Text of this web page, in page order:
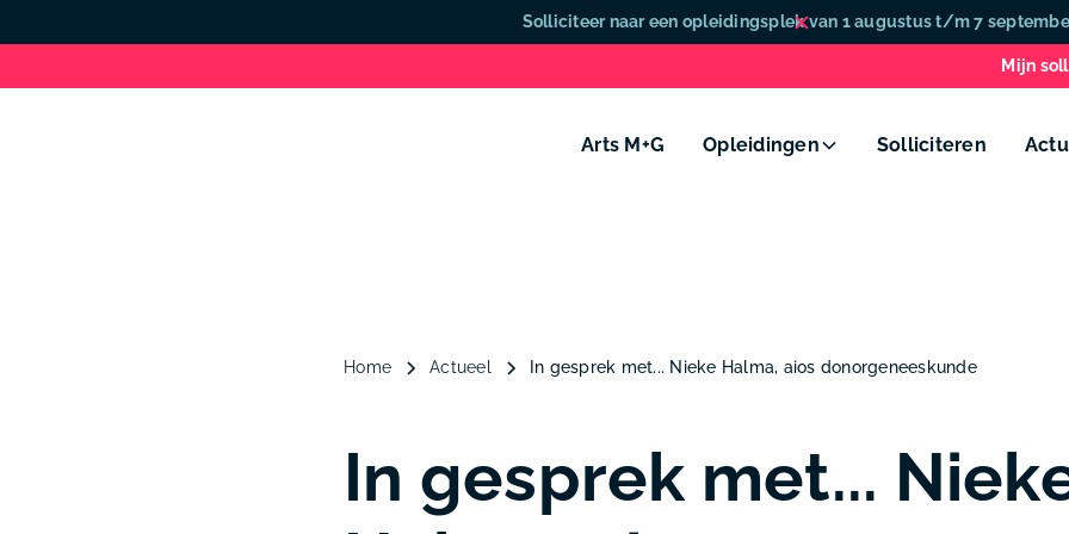
Solliciteer naar een opleidingsplek van 1 augustus t/m 7
Mijn
Arts M+G Opleidingen Solliciteren
Home Actueel In gesprek met... Nieke Halma, aios donorgeneeskunde
In gesprek met...